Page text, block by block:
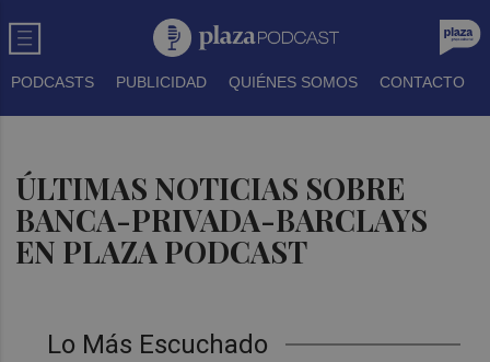
PODCASTS PUBLICIDAD QUIÉNES SOMOS CONTACTO
ÚLTIMAS NOTICIAS SOBRE
BANCA-PRIVADA-BARCLAYS
EN PLAZA PODCAST
Lo Más Escuchado